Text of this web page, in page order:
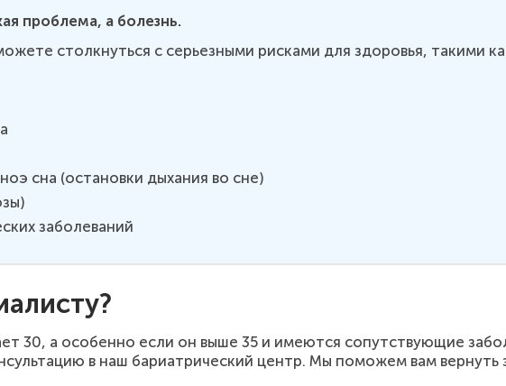
проблема, а болезнь.
столкнуться с серьезными рисками для здоровья, такими
сна (остановки дыхания во сне)
заболеваний
30, а особенно если он выше 35 и имеются сопутствующие
в наш бариатрический центр. Мы поможем вам вернуть